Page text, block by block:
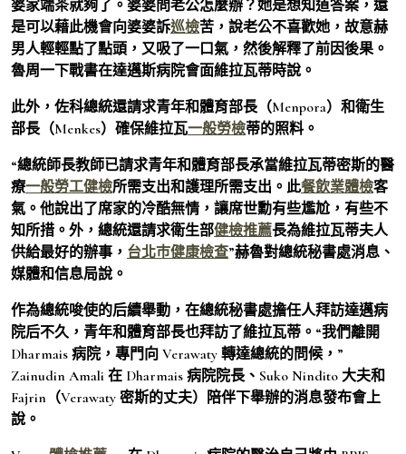
婆家端茶就夠了。婆婆問老公怎麼辦？她是想知道答案，還
是可以藉此機會向婆婆訴巡檢苦，說老公不喜歡她，故意赫
男人輕輕點了點頭，又吸了一口氣，然後解釋了前因後果。
魯周一下戰書在達邁斯病院會面維拉瓦蒂時說。
此外，佐科總統還請求青年和體育部長（Menpora）和衛生
部長（Menkes）確保維拉瓦一般勞檢蒂的照料。
“總統師長教師已請求青年和體育部長承當維拉瓦蒂密斯的醫
療一般勞工健檢所需支出和護理所需支出。此餐飲業體檢客
氣。他說出了席家的冷酷無情，讓席世勳有些尷尬，有些不
知所措。外，總統還請求衛生部健檢推薦長為維拉瓦蒂夫人
供給最好的辦事， 台北巿健康檢查”赫魯對總統秘書處消息、
媒體和信息局說。
作為總統唆使的后續舉動，在總統秘書處擔任人拜訪達邁病
院后不久，青年和體育部長也拜訪了維拉瓦蒂。“我們離開
Dharmais 病院，專門向 Verawaty 轉達總統的問候，”
Zainudin Amali 在 Dharmais 病院院長、Suko Nindito 大夫和
Fajrin（Verawaty 密斯的丈夫）陪伴下舉辦的消息發布會上
說。